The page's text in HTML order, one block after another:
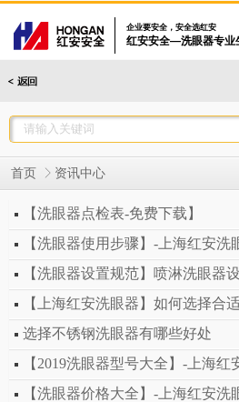
企业要安全，安全选红安
红安安全—洗眼器专业
首页 资讯中心
【洗眼器点检表-免费下载】
【洗眼器使用步骤】-上海红安洗
【洗眼器设置规范】喷淋洗眼器设置
【上海红安洗眼器】如何选择合
选择不锈钢洗眼器有哪些好处
【2019洗眼器型号大全】-上海红
【洗眼器价格大全】-上海红安洗